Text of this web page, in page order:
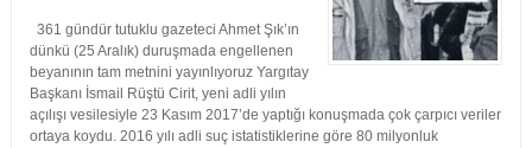
361 gündür tutuklu gazeteci Ahmet Şık’ın
dünkü (25 Aralık) duruşmada engellenen
beyanının tam metnini yayınlıyoruz Yargıtay
Başkanı İsmail Rüştü Cirit, yeni adli yılın
açılışı vesilesiyle 23 Kasım 2017’de yaptığı konuşmada çok çarpıcı veriler
ortaya koydu. 2016 yılı adli suç istatistiklerine göre 80 milyonluk